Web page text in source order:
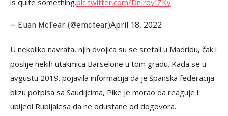
is quite something.pic.twitter.com/DnjrdyIZKy
— Euan McTear (@emctear)April 18, 2022
U nekoliko navrata, njih dvojica su se sretali u Madridu, čak i
poslije nekih utakmica Barselone u tom gradu. Kada se u
avgustu 2019. pojavila informacija da je španska federacija
blizu potpisa sa Saudijcima, Pike je morao da reaguje i
ubijedi Rubijalesa da ne odustane od dogovora.